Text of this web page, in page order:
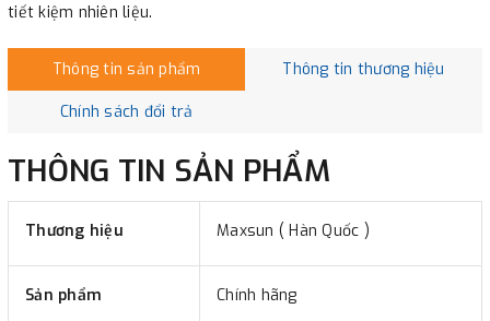
tiết kiệm nhiên liệu.
Thông tin sản phẩm Thông tin thương hiệu
Chính sách đổi trả
THÔNG TIN SẢN PHẨM
Thương hiệu Maxsun ( Hàn Quốc )
Sản phẩm Chính hãng